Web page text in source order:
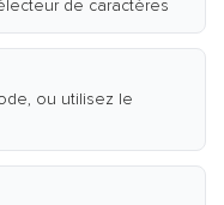
de caractères
ou utilisez le